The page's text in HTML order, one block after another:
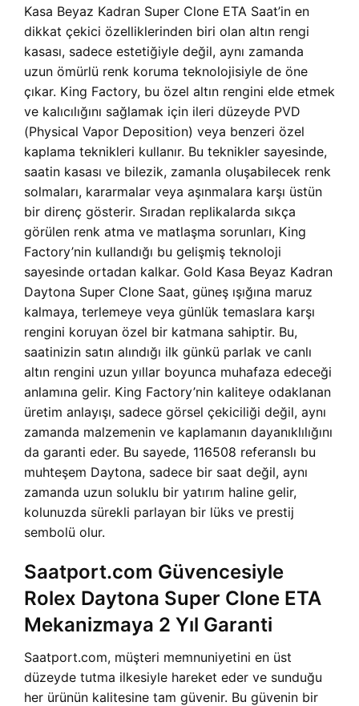
Kasa Beyaz Kadran Super Clone ETA Saat’in en
dikkat çekici özelliklerinden biri olan altın rengi
kasası, sadece estetiğiyle değil, aynı zamanda
uzun ömürlü renk koruma teknolojisiyle de öne
çıkar. King Factory, bu özel altın rengini elde etmek
ve kalıcılığını sağlamak için ileri düzeyde PVD
(Physical Vapor Deposition) veya benzeri özel
kaplama teknikleri kullanır. Bu teknikler sayesinde,
saatin kasası ve bilezik, zamanla oluşabilecek renk
solmaları, kararmalar veya aşınmalara karşı üstün
bir direnç gösterir. Sıradan replikalarda sıkça
görülen renk atma ve matlaşma sorunları, King
Factory’nin kullandığı bu gelişmiş teknoloji
sayesinde ortadan kalkar. Gold Kasa Beyaz Kadran
Daytona Super Clone Saat, güneş ışığına maruz
kalmaya, terlemeye veya günlük temaslara karşı
rengini koruyan özel bir katmana sahiptir. Bu,
saatinizin satın alındığı ilk günkü parlak ve canlı
altın rengini uzun yıllar boyunca muhafaza edeceği
anlamına gelir. King Factory’nin kaliteye odaklanan
üretim anlayışı, sadece görsel çekiciliği değil, aynı
zamanda malzemenin ve kaplamanın dayanıklılığını
da garanti eder. Bu sayede, 116508 referanslı bu
muhteşem Daytona, sadece bir saat değil, aynı
zamanda uzun soluklu bir yatırım haline gelir,
kolunuzda sürekli parlayan bir lüks ve prestij
sembolü olur.
Saatport.com Güvencesiyle
Rolex Daytona Super Clone ETA
Mekanizmaya 2 Yıl Garanti
Saatport.com, müşteri memnuniyetini en üst
düzeyde tutma ilkesiyle hareket eder ve sunduğu
her ürünün kalitesine tam güvenir. Bu güvenin bir